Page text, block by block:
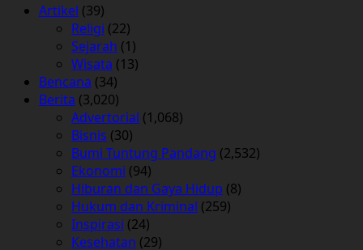
Artikel (39)
Religi (22)
Sejarah (1)
Wisata (13)
Bencana (34)
Berita (3,020)
Advertorial (1,068)
Bisnis (30)
Bumi Tuntung Pandang (2,532)
Ekonomi (94)
Hiburan dan Gaya Hidup (8)
Hukum dan Kriminal (259)
Inspirasi (24)
Kesehatan (29)